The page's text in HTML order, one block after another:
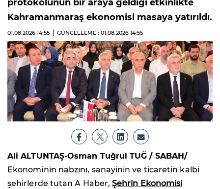
protokolünün bir araya geldiği etkinlikte
Kahramanmaraş ekonomisi masaya yatırıldı.
01.08.2026 14:55 GÜNCELLEME : 01.08.2026 14:55
Ali ALTUNTAŞ-Osman Tuğrul TUĞ / SABAH/
Ekonominin nabzını, sanayinin ve ticaretin kalbi
şehirlerde tutan A Haber,Şehrin Ekonomisi